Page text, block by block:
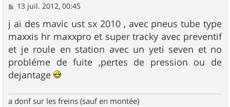
M
s
s
a
g
e
13 juil. 2012, 00:45
j ai des mavic ust sx 2010 , avec pneus tube type
maxxis hr maxxpro et super tracky avec preventif
et je roule en station avec un yeti seven et no
probléme de fuite ,pertes de pression ou de
dejantage
a donf sur les freins (sauf en montée)